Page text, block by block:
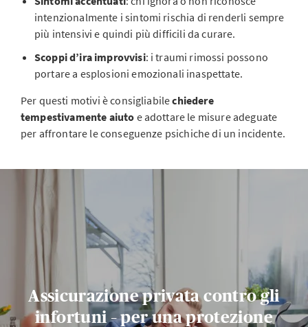
intenzionalmente i sintomi rischia di renderli sempre
più intensivi e quindi più difficili da curare.
Scoppi d’ira improvvisi: i traumi rimossi possono
portare a esplosioni emozionali inaspettate.
Per questi motivi è consigliabilechiedere
tempestivamente aiuto e adottare le misure adeguate
per affrontare le conseguenze psichiche di un incidente.
Assicurazione privata contro gli
infortuni – per una protezione